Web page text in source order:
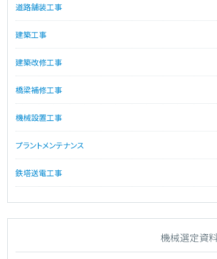
道路舗装工事
建築工事
建築改修工事
橋梁補修工事
機械設置工事
プラントメンテナンス
鉄塔送電工事
機械選定資